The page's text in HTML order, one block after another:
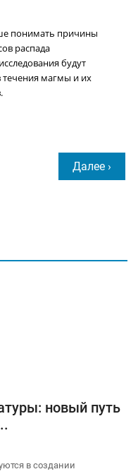
понимать причины
распада
будут
магмы и их
Далее ›
новый путь
в создании